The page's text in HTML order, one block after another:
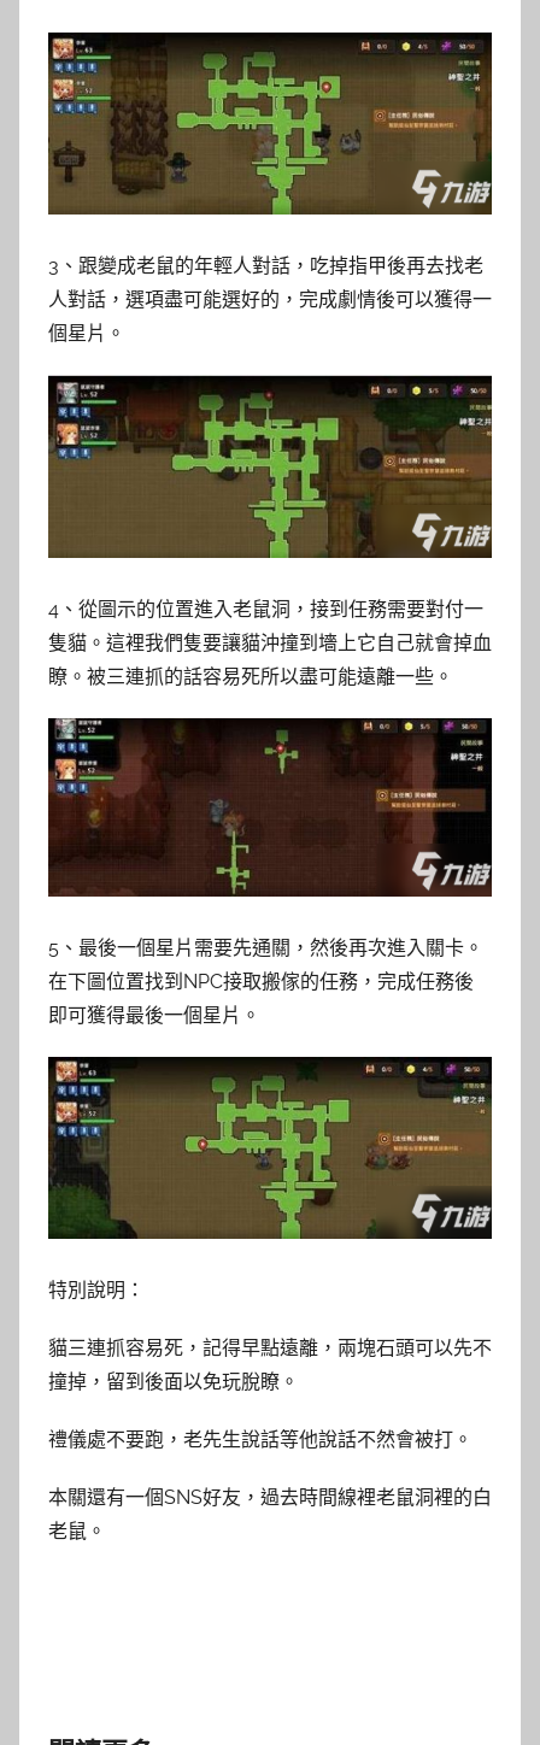
3、跟變成老鼠的年輕人對話，吃掉指甲後再去找老
人對話，選項盡可能選好的，完成劇情後可以獲得一
個星片。
4、從圖示的位置進入老鼠洞，接到任務需要對付一
隻貓。這裡我們隻要讓貓沖撞到墻上它自己就會掉血
瞭。被三連抓的話容易死所以盡可能遠離一些。
5、最後一個星片需要先通關，然後再次進入關卡。
在下圖位置找到NPC接取搬傢的任務，完成任務後
即可獲得最後一個星片。
特別說明：
貓三連抓容易死，記得早點遠離，兩塊石頭可以先不
撞掉，留到後面以免玩脫瞭。
禮儀處不要跑，老先生說話等他說話不然會被打。
本關還有一個SNS好友，過去時間線裡老鼠洞裡的白
老鼠。